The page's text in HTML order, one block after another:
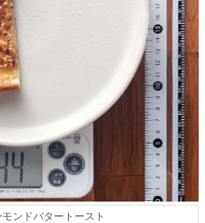
ンドバタートースト